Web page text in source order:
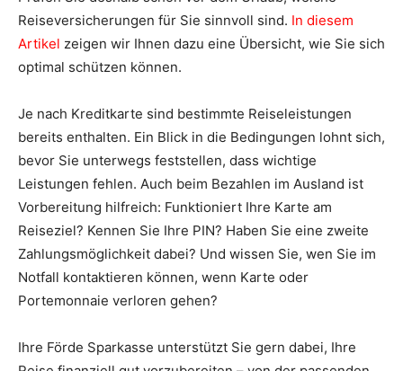
Reiseversicherungen für Sie sinnvoll sind. In diesem
Artikel zeigen wir Ihnen dazu eine Übersicht, wie Sie sich
optimal schützen können.
Je nach Kreditkarte sind bestimmte Reiseleistungen
bereits enthalten. Ein Blick in die Bedingungen lohnt sich,
bevor Sie unterwegs feststellen, dass wichtige
Leistungen fehlen. Auch beim Bezahlen im Ausland ist
Vorbereitung hilfreich: Funktioniert Ihre Karte am
Reiseziel? Kennen Sie Ihre PIN? Haben Sie eine zweite
Zahlungsmöglichkeit dabei? Und wissen Sie, wen Sie im
Notfall kontaktieren können, wenn Karte oder
Portemonnaie verloren gehen?
Ihre Förde Sparkasse unterstützt Sie gern dabei, Ihre